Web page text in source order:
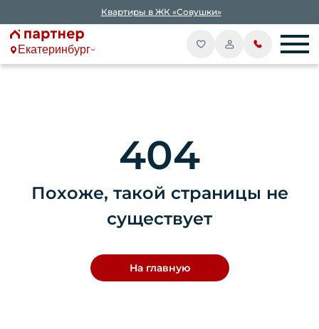
Квартиры в ЖК «Совушки»
Екатеринбург
404
Похоже, такой страницы не
существует
На главную